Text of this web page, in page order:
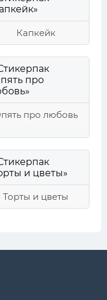
Капкейк
про любовь
Торты и цветы